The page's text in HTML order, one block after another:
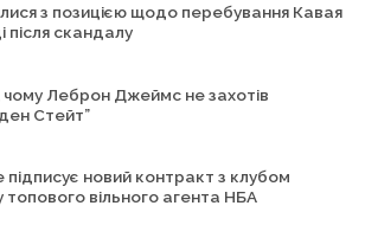
з позицією щодо перебування Кавая
скандалу
чому Леброн Джеймс не захотів
Стейт”
новий контракт з клубом
вільного агента НБА